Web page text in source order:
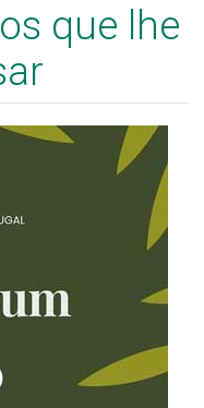
que lhe